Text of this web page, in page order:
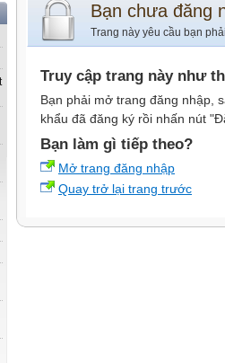
Bạn chưa đăng
Trang này yêu cầu bạn
Truy cập trang này như
Bạn phải mở trang đăng nhập,
khẩu đã đăng ký rồi nhấn nút
Bạn làm gì tiếp theo?
Mở trang đăng nhập
Quay trở lại trang trước